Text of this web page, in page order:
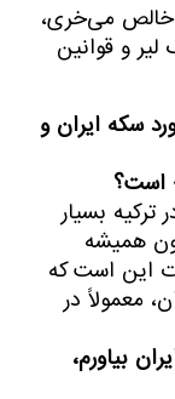
می‌خری،
و قوانین
سکه ایران و
بسیار
همیشه
این است که
ایران، معمولاً در
بیاورم،